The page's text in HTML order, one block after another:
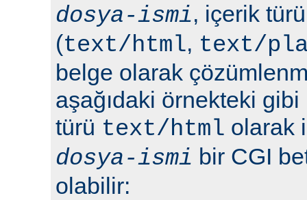
dosya-ismi, içerik
(text/html, text/
belge olarak
aşağıdaki örnekteki
türü text/html olarak
dosya-ismi bir CGI
olabilir: